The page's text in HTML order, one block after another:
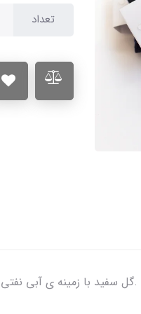
تعداد
که از 80 درصد پنبه تولید شده